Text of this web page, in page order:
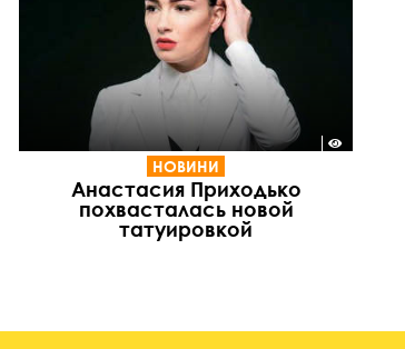
НОВИНИ
Анастасия Приходько
похвасталась новой
татуировкой